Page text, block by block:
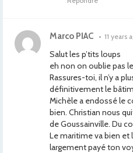
Marco PIAC • 11 years
Salut les p’tits loups
eh non on oublie pas
Rassures-toi, il n’y a
définitivement le
Michèle a endossé le
bien. Christian nous
de Goussainville. Du
Le maritime va bien
largement payé ton